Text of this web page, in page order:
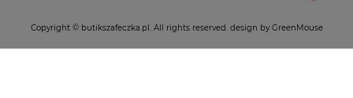
Copyright © butikszafeczka.pl. All rights reserved. design by GreenMouse